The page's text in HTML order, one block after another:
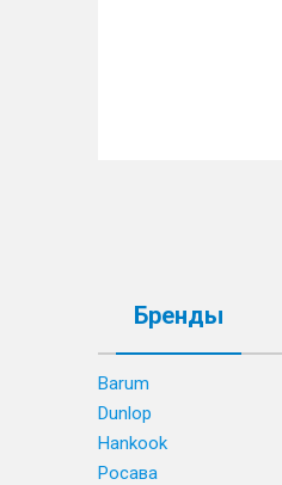
Бренды
Barum
Dunlop
Hankook
Росава